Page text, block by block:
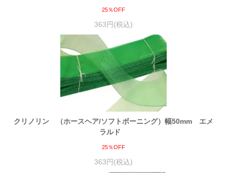
25％OFF
363円(税込)
クリノリン （ホースヘア/ソフトボーニング）幅50mm エメ
ラルド
25％OFF
363円(税込)